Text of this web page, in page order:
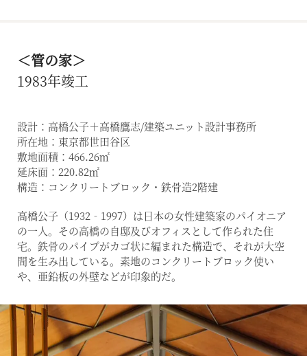
＜管の家＞
1983年竣工
設計：高橋公子＋高橋鷹志/建築ユニット設計事務所
所在地：東京都世田谷区
敷地面積：466.26㎡
延床面：220.82㎡
構造：コンクリートブロック・鉄骨造2階建
高橋公子（1932‐1997）は日本の女性建築家のパイオニア
の一人。その高橋の自邸及びオフィスとして作られた住
宅。鉄骨のパイプがカゴ状に編まれた構造で、それが大空
間を生み出している。素地のコンクリートブロック使い
や、亜鉛板の外壁などが印象的だ。